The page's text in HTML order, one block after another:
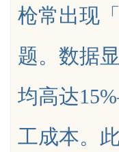
uz
枪常出现
题。数据
均高达
工成本。